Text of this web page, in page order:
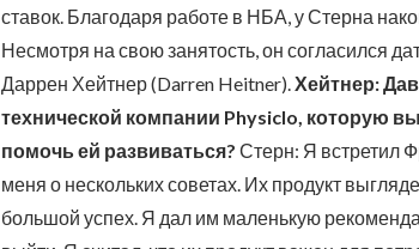
ставок. Благодаря работе в НБА, у Стерна
Несмотря на свою занятость, он согласился
Даррен Хейтнер (Darren Heitner).Хейтнер:
технической компании Physiclo, которую
помочь ей развиваться? Стерн: Я встретил
меня о нескольких советах. Их продукт
большой успех. Я дал им маленькую